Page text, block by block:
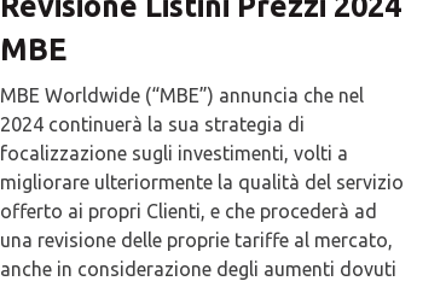
MBE
MBE Worldwide (“MBE”) annuncia che nel
2024 continuerà la sua strategia di
focalizzazione sugli investimenti, volti a
migliorare ulteriormente la qualità del servizio
offerto ai propri Clienti, e che procederà ad
una revisione delle proprie tariffe al mercato,
anche in considerazione degli aumenti dovuti